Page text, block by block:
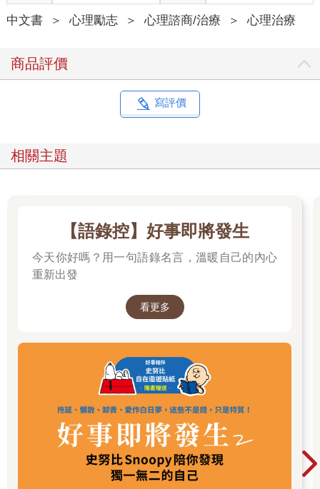
他很堅持的說：「把注意力集中在疼痛上，一定會變得更痛。如
果變得更痛的話，妳要怎麼負責！」
即便向身為內科醫師的勇介說明：「發燒的人量體溫，也不會因
此體溫變得更高不是嗎？這跟監控疼痛是同樣的道理。」他仍堅
這裡有兩個假說。一個是我的假說，監控疼痛不會讓疼痛加劇；
我向勇介提出了這兩個假說，並提案總之先試著監視疼痛，來驗
止監控。因為那表示你的假說是正確的。」就在我緊接著說明的
「……我知道了，我試試看。」
勇介總算答應願意挑戰監控疼痛了。
因此，我訂定了「0代表一點也不痛」「100代表非常疼痛」的疼
痛標準，請勇介閉上眼睛，將注意力集中在疼痛，問他：「現在
大概有多痛呢？」馬上在課程中進行自我監控的練習。
「請把注意力集中在背部。現在感覺疼痛嗎？疼痛的程度大概是
多少？請用0到100之間的數字回答。」
然而，勇介馬上張開眼睛說道：
中文書 ＞ 心理勵志 ＞ 心理諮商/治療 ＞ 心理治療
商品評價
寫評價
相關主題
【語錄控】好事即將發生
今天你好嗎？用一句語錄名言，溫暖自己的內心
重新出發
看更多